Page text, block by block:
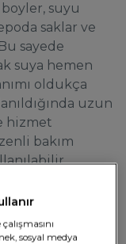
suyu
saklar ve
sayede
suya hemen
oldukça
uzun
hizmet
bakım
sosyal medya